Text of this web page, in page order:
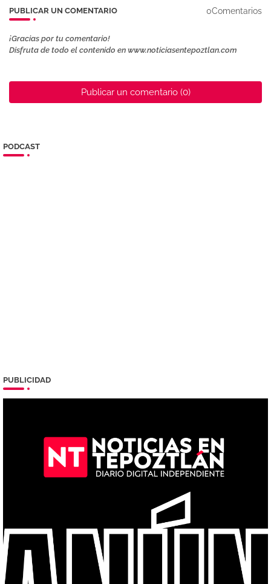
PUBLICAR UN COMENTARIO 0Comentarios
¡Gracias por tu comentario!
Disfruta de todo el contenido en www.noticiasentepoztlan.com
Publicar un comentario (0)
PODCAST
PUBLICIDAD